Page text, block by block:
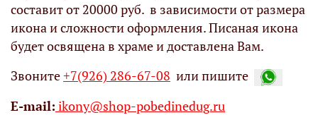
составит от 20000 руб. в зависимости от размера
икона и сложности оформления. Писаная икона
будет освящена в храме и доставлена Вам.
Звоните+7(926) 286-67-08 или пишите
Е-mail: ikony@shop-pobedinedug.ru